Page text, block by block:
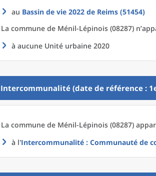
au Bassin de vie 2022 de Reims (51454)
La commune de Ménil-Lépinois (08287)
à aucune Unité urbaine 2020
Intercommunalité (date de référence :
La commune de Ménil-Lépinois (08287)
à l'Intercommunalité : Communauté de